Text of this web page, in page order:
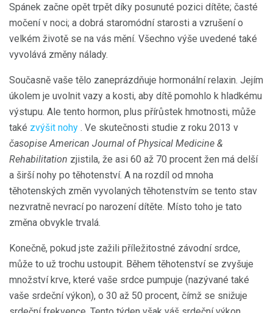
Spánek začne opět trpět díky posunuté pozici dítěte; časté
močení v noci; a dobrá staromódní starosti a vzrušení o
velkém životě se na vás mění. Všechno výše uvedené také
vyvolává změny nálady.
Současně vaše tělo zaneprázdňuje hormonální relaxin. Jejím
úkolem je uvolnit vazy a kosti, aby dítě pomohlo k hladkému
výstupu. Ale tento hormon, plus přírůstek hmotnosti, může
také zvýšit nohy . Ve skutečnosti studie z roku 2013 v
časopise American Journal of Physical Medicine &
Rehabilitation zjistila, že asi 60 až 70 procent žen má delší
a širší nohy po těhotenství. A na rozdíl od mnoha
těhotenských změn vyvolaných těhotenstvím se tento stav
nezvratně nevrací po narození dítěte. Místo toho je tato
změna obvykle trvalá.
Konečně, pokud jste zažili příležitostné závodní srdce,
může to už trochu ustoupit. Během těhotenství se zvyšuje
množství krve, které vaše srdce pumpuje (nazývané také
vaše srdeční výkon), o 30 až 50 procent, čímž se snižuje